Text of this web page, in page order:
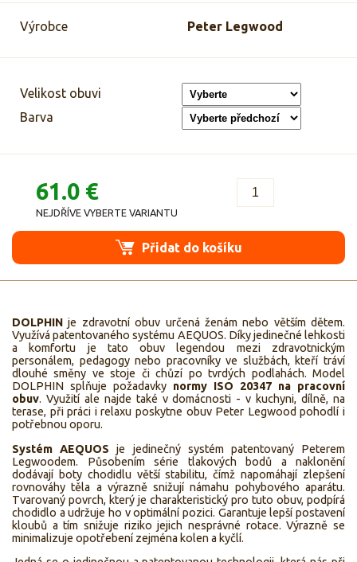
Výrobce Peter Legwood
Velikost obuvi
Barva
61.0 €
NEJDŘÍVE VYBERTE VARIANTU
Přidat do košíku
DOLPHIN je zdravotní obuv určená ženám nebo větším dětem.
Využívá patentovaného systému AEQUOS. Díky jedinečné lehkosti
a komfortu je tato obuv legendou mezi zdravotnickým
personálem, pedagogy nebo pracovníky ve službách, kteří tráví
dlouhé směny ve stoje či chůzí po tvrdých podlahách. Model
DOLPHIN splňuje požadavky normy ISO 20347 na pracovní
obuv. Využití ale najde také v domácnosti - v kuchyni, dílně, na
terase, při práci i relaxu poskytne obuv Peter Legwood pohodlí i
potřebnou oporu.
Systém AEQUOS je jedinečný systém patentovaný Peterem
Legwoodem. Působením série tlakových bodů a naklonění
dodávají boty chodidlu větší stabilitu, čímž napomáhají zlepšení
rovnováhy těla a výrazně snižují námahu pohybového aparátu.
Tvarovaný povrch, který je charakteristický pro tuto obuv, podpírá
chodidlo a udržuje ho v optimální pozici. Garantuje lepší postavení
kloubů a tím snižuje riziko jejich nesprávné rotace. Výrazně se
minimalizuje opotřebení zejména kolen a kyčlí.